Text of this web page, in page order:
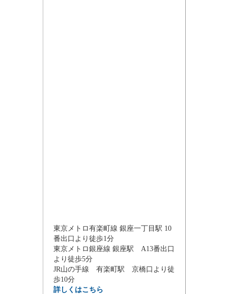
東京メトロ有楽町線 銀座一丁目駅 10
番出口より徒歩1分
東京メトロ銀座線 銀座駅 A13番出口
より徒歩5分
JR山の手線 有楽町駅 京橋口より徒
歩10分
詳しくはこちら